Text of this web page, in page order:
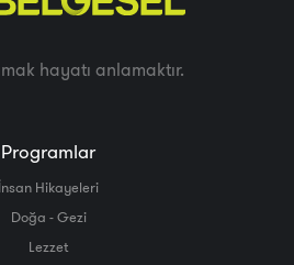
hayatı anlamaktır.
Programlar
İnsan Hikayeleri
Doğa - Gezi
Lezzet